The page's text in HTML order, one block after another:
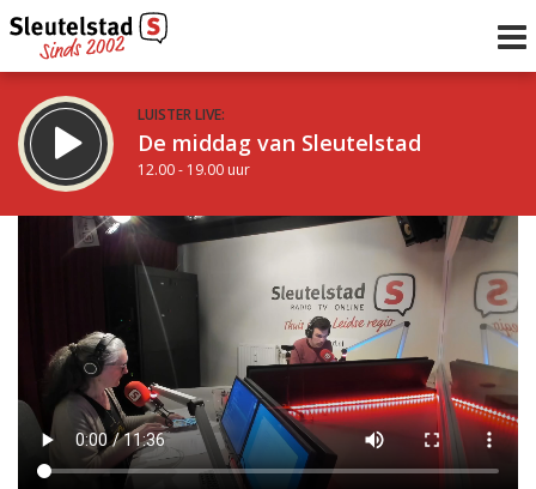
LUISTER LIVE:
De middag van Sleutelstad
12.00 - 19.00 uur
De avond van Sleutelstad
uur 1 van 0 Volgend uur
Inklappen